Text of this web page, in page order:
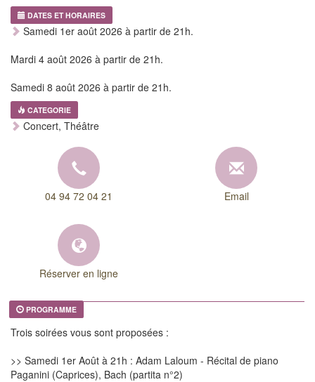
DATES ET HORAIRES
Samedi 1er août 2026 à partir de 21h.
Mardi 4 août 2026 à partir de 21h.
Samedi 8 août 2026 à partir de 21h.
CATEGORIE
Concert, Théâtre
04 94 72 04 21 Email
Réserver en ligne
PROGRAMME
Trois soirées vous sont proposées :
>> Samedi 1er Août à 21h : Adam Laloum - Récital de piano
Paganini (Caprices), Bach (partita n°2)